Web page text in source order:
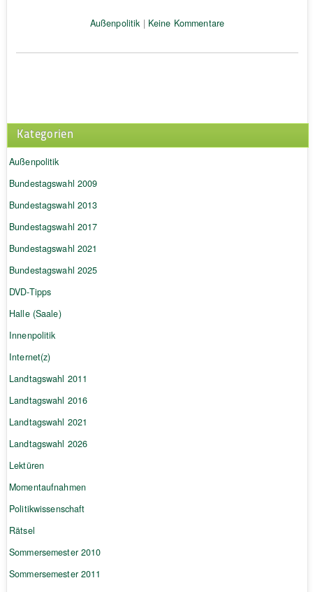
Außenpolitik | Keine Kommentare
Kategorien
Außenpolitik
Bundestagswahl 2009
Bundestagswahl 2013
Bundestagswahl 2017
Bundestagswahl 2021
Bundestagswahl 2025
DVD-Tipps
Halle (Saale)
Innenpolitik
Internet(z)
Landtagswahl 2011
Landtagswahl 2016
Landtagswahl 2021
Landtagswahl 2026
Lektüren
Momentaufnahmen
Politikwissenschaft
Rätsel
Sommersemester 2010
Sommersemester 2011